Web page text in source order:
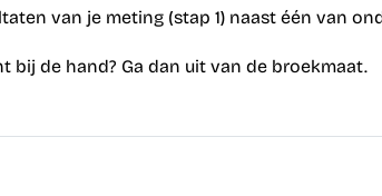
van je meting (stap 1) naast één van
bij de hand? Ga dan uit van de broekmaat.